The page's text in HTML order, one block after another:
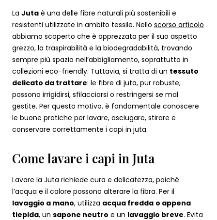
La Juta è una delle fibre naturali più sostenibili e
resistenti utilizzate in ambito tessile. Nello scorso articolo
abbiamo scoperto che è apprezzata per il suo aspetto
grezzo, la traspirabilità e la biodegradabilità, trovando
sempre più spazio nell’abbigliamento, soprattutto in
collezioni eco-friendly. Tuttavia, si tratta di un tessuto
delicato da trattare: le fibre di juta, pur robuste,
possono irrigidirsi, sfilacciarsi o restringersi se mal
gestite. Per questo motivo, è fondamentale conoscere
le buone pratiche per lavare, asciugare, stirare e
conservare correttamente i capi in juta.
Come lavare i capi in Juta
Lavare la Juta richiede cura e delicatezza, poiché
l’acqua e il calore possono alterare la fibra. Per il
lavaggio a mano, utilizza acqua fredda o appena
tiepida, un sapone neutro e un lavaggio breve. Evita